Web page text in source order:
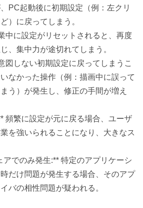
PC起動後に初期設定（例：左クリ
）に戻ってしまう。
中に設定がリセットされると、再度
、集中力が途切れてしまう。
図しない初期設定に戻ってしまうこ
なかった操作（例：描画中に誤って
う）が発生し、修正の手間が増え
頻繁に設定が元に戻る場合、ユーザ
を強いられることになり、大きなス
アでのみ発生:** 特定のアプリケーシ
だけ問題が発生する場合、そのアプ
バの相性問題が疑われる。